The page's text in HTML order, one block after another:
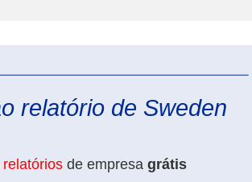
relatório de Sweden
relatórios de empresa grátis